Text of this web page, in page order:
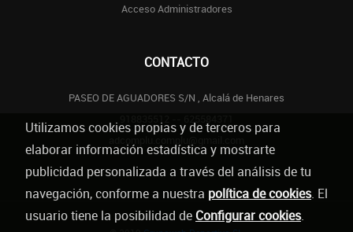
Acceso Administradores
CONTACTO
PASEO DE AGUADORES S/N , Alcalá de Henares
Utilizamos cookies propias y de terceros para
elaborar información estadística y mostrarte
publicidad personalizada a través del análisis de tu
navegación, conforme a nuestra política de cookies. El
usuario tiene la posibilidad de Configurar cookies.